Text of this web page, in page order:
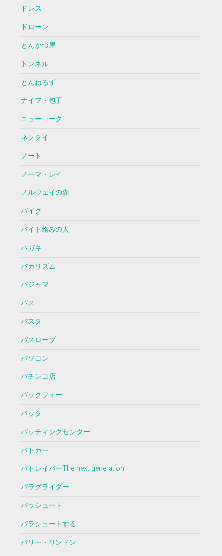
ドレス
ドローン
とんかつ屋
トンネル
とんねるず
ナイフ・包丁
ニューヨーク
ネクタイ
ノート
ノーマ・レイ
ノルウェイの森
バイク
バイト絡みの人
ハガキ
バカリズム
パジャマ
バス
パスタ
バスローブ
パソコン
パチンコ店
バックフォー
バッタ
バッティングセンター
パトカー
パトレイバーThe next generation
パラグライダー
パラシュート
パラシュートする
バリー・リンドン